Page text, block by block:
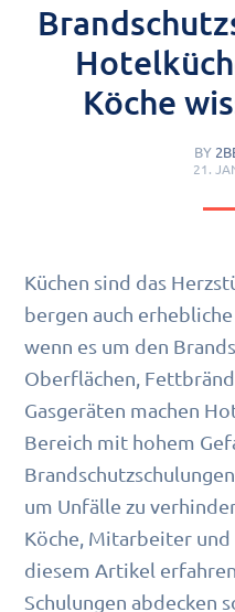
Köche
BY
21.
Küchen sind das
bergen auch
wenn es um den
Oberflächen,
Gasgeräten machen
Bereich mit hohem
um Unfälle zu
Köche, Mitarbeiter und
diesem Artikel
Schulungen abdecken